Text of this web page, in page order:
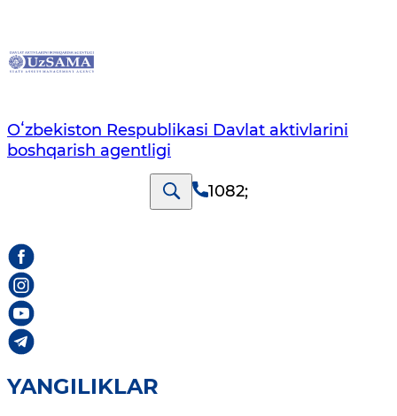
Oʻzbekiston Respublikasi Davlat aktivlarini
boshqarish agentligi
1082;
YANGILIKLAR